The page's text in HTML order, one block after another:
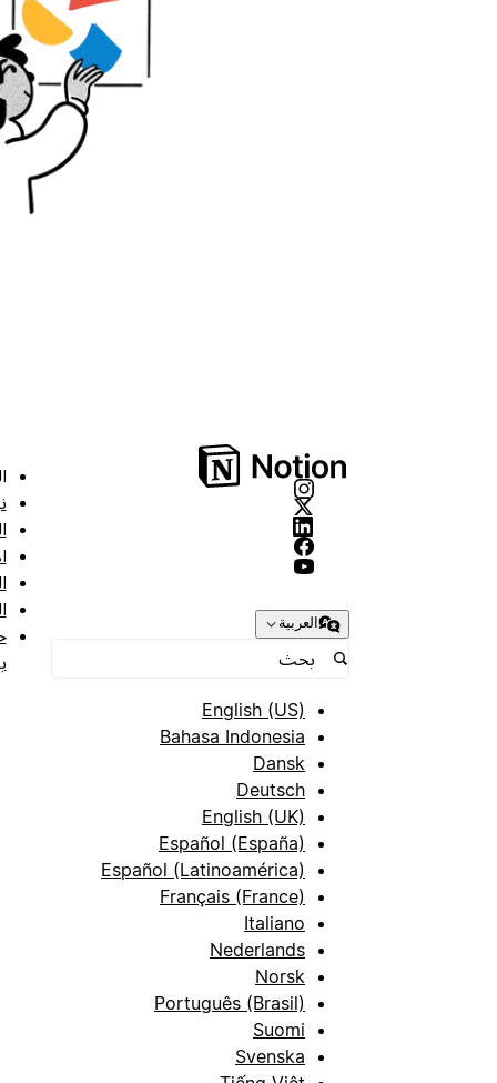
العربية
English (US)
Bahasa Indonesia
Dansk
Deutsch
English (UK)
Español (España)
Español (Latinoamérica)
Français (France)
Italiano
Nederlands
Norsk
Português (Brasil)
Suomi
Svenska